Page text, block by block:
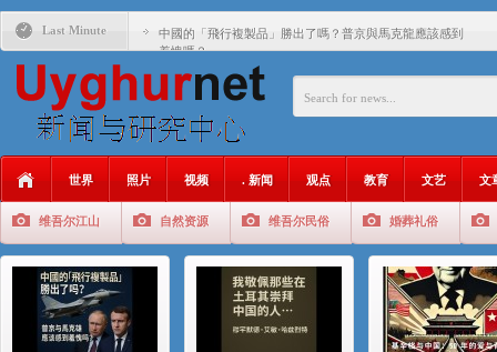
Last Minute 中國的「飛行複製品」勝出了嗎？普京與馬克龍應該感到
羞愧嗎？
我敬佩那些在土耳其崇拜中國的人……
聚焦维吾尔 | 伊利夏提：我为什么要学汉语
大一统情结使魏京生失去理智 / 伊利夏提
伊利夏提：在自责与内疚中的挣扎
伊利夏提：消失在集中营的红衣女孩
世界 照片 视频 . 新闻 观点 教育 文艺 文
维吾尔江山 自然资源 维吾尔民俗 婚葬礼俗